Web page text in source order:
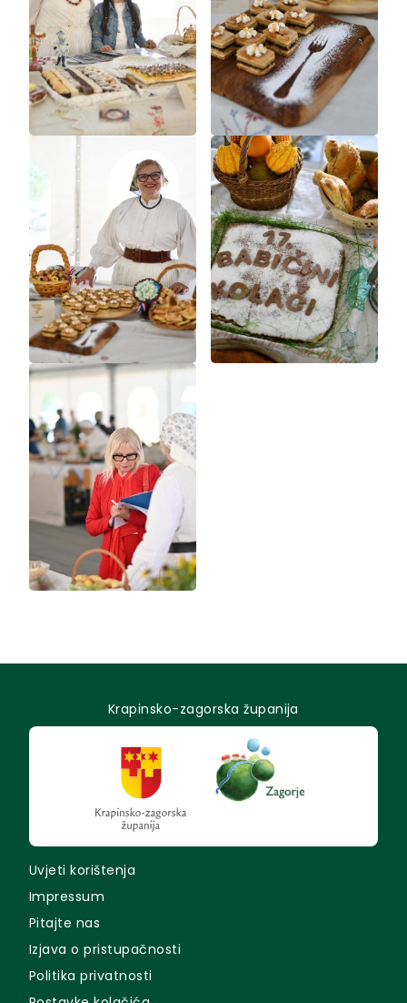
Krapinsko-zagorska županija
Uvjeti korištenja
Impressum
Pitajte nas
Izjava o pristupačnosti
Politika privatnosti